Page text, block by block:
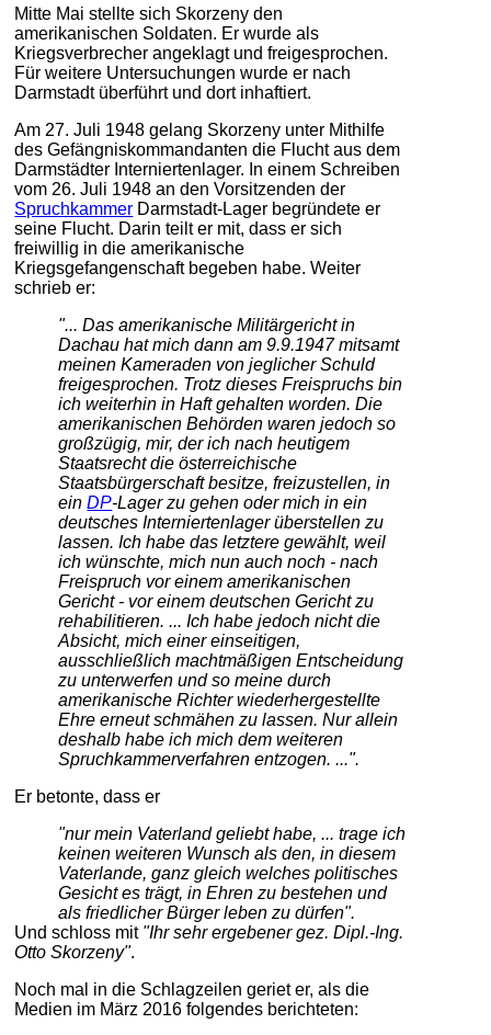
Mitte Mai stellte sich Skorzeny den
amerikanischen Soldaten. Er wurde als
Kriegsverbrecher angeklagt und freigesprochen.
Für weitere Untersuchungen wurde er nach
Darmstadt überführt und dort inhaftiert.
Am 27. Juli 1948 gelang Skorzeny unter Mithilfe
des Gefängniskommandanten die Flucht aus dem
Darmstädter Interniertenlager. In einem Schreiben
vom 26. Juli 1948 an den Vorsitzenden der
Spruchkammer Darmstadt-Lager begründete er
seine Flucht. Darin teilt er mit, dass er sich
freiwillig in die amerikanische
Kriegsgefangenschaft begeben habe. Weiter
schrieb er:
"... Das amerikanische Militärgericht in
Dachau hat mich dann am 9.9.1947 mitsamt
meinen Kameraden von jeglicher Schuld
freigesprochen. Trotz dieses Freispruchs bin
ich weiterhin in Haft gehalten worden. Die
amerikanischen Behörden waren jedoch so
großzügig, mir, der ich nach heutigem
Staatsrecht die österreichische
Staatsbürgerschaft besitze, freizustellen, in
einDP-Lager zu gehen oder mich in ein
deutsches Interniertenlager überstellen zu
lassen. Ich habe das letztere gewählt, weil
ich wünschte, mich nun auch noch - nach
Freispruch vor einem amerikanischen
Gericht - vor einem deutschen Gericht zu
rehabilitieren. ... Ich habe jedoch nicht die
Absicht, mich einer einseitigen,
ausschließlich machtmäßigen Entscheidung
zu unterwerfen und so meine durch
amerikanische Richter wiederhergestellte
Ehre erneut schmähen zu lassen. Nur allein
deshalb habe ich mich dem weiteren
Spruchkammerverfahren entzogen. ...".
Er betonte, dass er
"nur mein Vaterland geliebt habe, ... trage ich
keinen weiteren Wunsch als den, in diesem
Vaterlande, ganz gleich welches politisches
Gesicht es trägt, in Ehren zu bestehen und
als friedlicher Bürger leben zu dürfen".
Und schloss mit "Ihr sehr ergebener gez. Dipl.-Ing.
Otto Skorzeny".
Noch mal in die Schlagzeilen geriet er, als die
Medien im März 2016 folgendes berichteten: